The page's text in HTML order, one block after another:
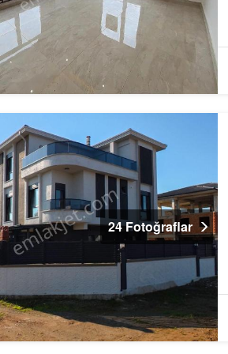
24 Fotoğraflar